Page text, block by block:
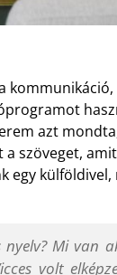
azt
szöveget,
egy
Mi van
volt